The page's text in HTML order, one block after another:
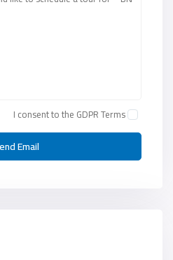
I consent to the GDPR Terms